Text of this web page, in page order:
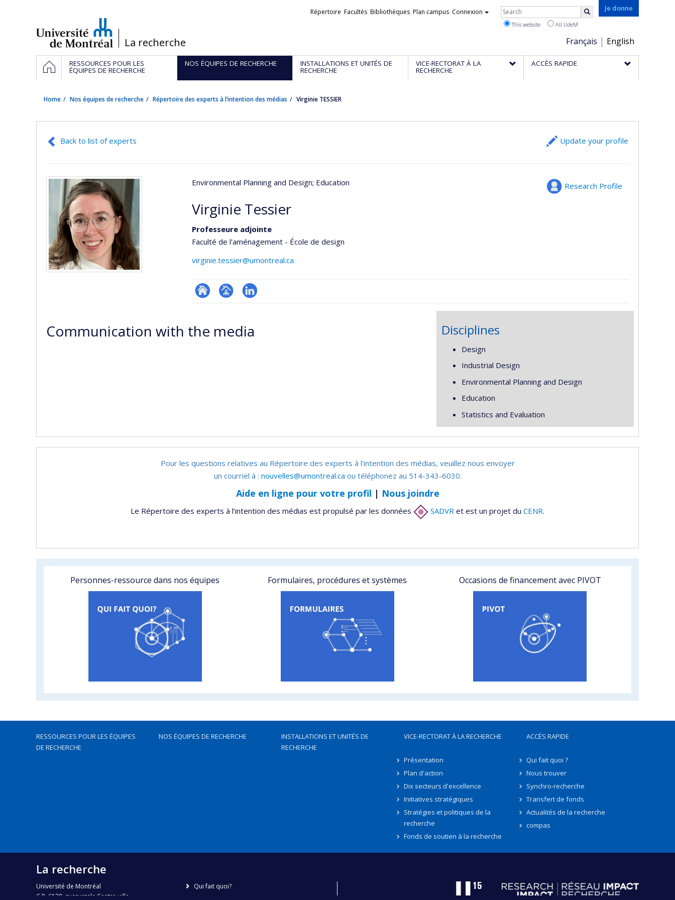
/La recherche
Je donne
Choix
de
la
Français English
Liens
Répertoire Facultés Bibliothèques Plan campus Connexion Rechercher
This website All UdeM
Navigation
principale
HOMERESSOURCES POUR LES
ÉQUIPES DE RECHERCHE
NOS ÉQUIPES DE RECHERCHE INSTALLATIONS ET UNITÉS DE
RECHERCHE
VICE-RECTORAT À LA
RECHERCHE
ACCÈS RAPIDE
Home Nos équipes de recherche Répertoire des experts à l’intention des médias Virginie TESSIER
Back to list of experts Update your profile
Research Profile
Environmental Planning and Design; Education
Virginie Tessier
Professeure adjointe
Faculté de l'aménagement - École de design
virginie.tessier@umontreal.ca
ResearchGate
Page
(faculté,département,école)
LinkedIn
Communication with the media Disciplines
Design
Industrial Design
Environmental Planning and Design
Education
Statistics and Evaluation
Pour les questions relatives au Répertoire des experts à l’intention des médias, veuillez nous envoyer
un courriel à : nouvelles@umontreal.ca ou téléphonez au 514-343-6030.
Aide en ligne pour votre profil | Nous joindre
Le Répertoire des experts à l’intention des médias est propulsé par les données SADVR et est un projet du CENR.
Personnes-ressource dans nos équipes Formulaires, procédures et systèmes Occasions de financement avec PIVOT
RESSOURCES POUR LES ÉQUIPES
DE RECHERCHE
NOS ÉQUIPES DE RECHERCHE
INSTALLATIONS ET UNITÉS DE
RECHERCHE
VICE-RECTORAT À LA RECHERCHE
Présentation
Plan d'action
Dix secteurs d'excellence
Initiatives stratégiques
Stratégies et politiques de la
recherche
Fonds de soutien à la recherche
ACCÈS RAPIDE
Qui fait quoi ?
Nous trouver
Synchro-recherche
Transfert de fonds
Actualités de la recherche
compas
La recherche
Université de Montréal
C.P. 6128, succursale Centre-ville
Qui fait quoi?